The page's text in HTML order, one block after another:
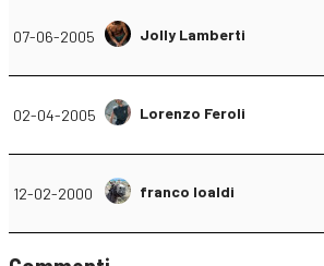
07-06-2005 Jolly Lamberti
02-04-2005 Lorenzo Feroli
12-02-2000 franco loaldi